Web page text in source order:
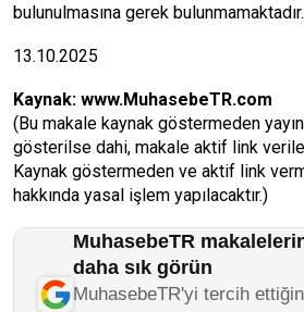
bulunulmasına gerek bulunmamaktadır.
13.10.2025
Kaynak: www.MuhasebeTR.com
(Bu makale kaynak göstermeden
gösterilse dahi, makale aktif link
Kaynak göstermeden ve aktif link
hakkında yasal işlem yapılacaktır.)
MuhasebeTR
daha sık görün
MuhasebeTR'yi tercih